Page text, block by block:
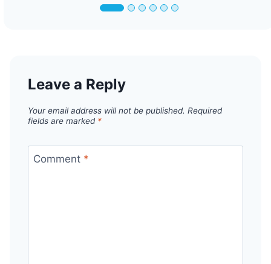
Leave a Reply
Your email address will not be published. Required
fields are marked *
Comment *